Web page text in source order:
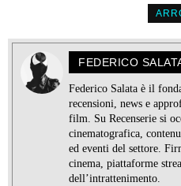
FEDERICO
Federico Salata è il
recensioni, news e
film. Su Recenserie si
cinematografica,
ed eventi del settore.
cinema, piattaforme
dell’intrattenimento.